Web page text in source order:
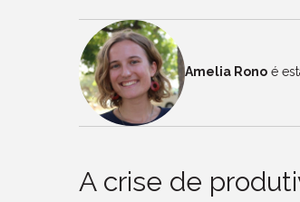
Amelia Rono é
A crise de